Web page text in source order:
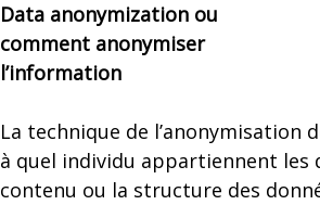
Data anonymization ou
comment anonymiser
l’information
La technique de
à quel individu appartiennent les
contenu ou la structure des